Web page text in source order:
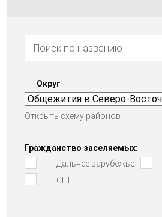
Округ
Открыть схему районов
Гражданство заселяемых:
Дальнее зарубежье
СНГ